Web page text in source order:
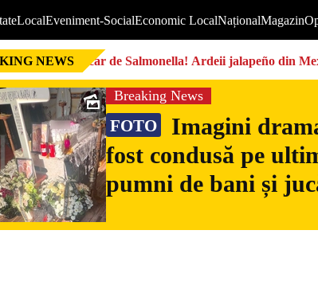
LocalEveniment-SocialEconomic LocalNaționalMagazin
NEWS Focar de Salmonella! Ardeii jalapeño din
Breaking News
FOTO
Imagini
fost condusă pe
pumni de bani și